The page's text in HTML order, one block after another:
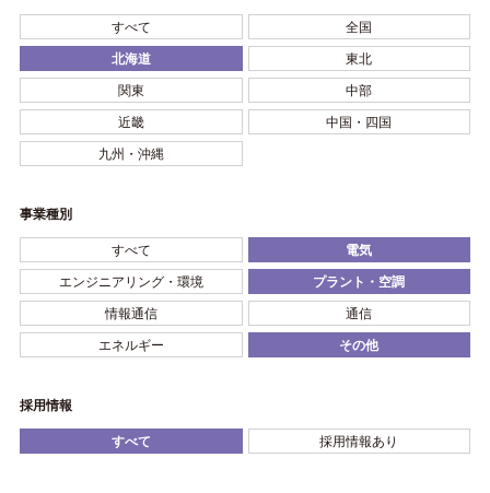
すべて 全国
北海道 東北
関東 中部
近畿 中国・四国
九州・沖縄
事業種別
すべて 電気
エンジニアリング・環境 プラント・空調
情報通信 通信
エネルギー その他
採用情報
すべて 採用情報あり